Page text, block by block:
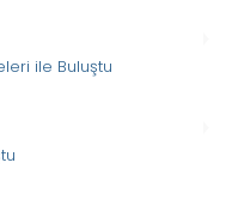
ile Buluştu